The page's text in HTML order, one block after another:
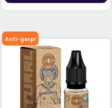
Anti-gaspi